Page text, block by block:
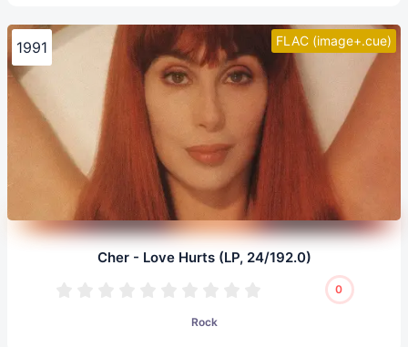
FLAC (image+.cue)
1991
Cher - Love Hurts (LP, 24/192.0)
0
Rock